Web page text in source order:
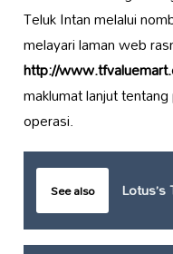
Teluk Intan melalui
melayari laman web
http://
maklumat lanjut
operasi.
See also Lotus’s